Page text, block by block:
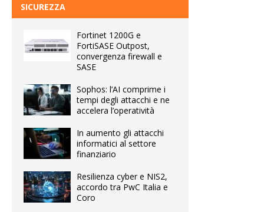
SICUREZZA
Fortinet 1200G e
FortiSASE Outpost,
convergenza firewall e
SASE
Sophos: l’AI comprime i
tempi degli attacchi e ne
accelera l’operatività
In aumento gli attacchi
informatici al settore
finanziario
Resilienza cyber e NIS2,
accordo tra PwC Italia e
Coro